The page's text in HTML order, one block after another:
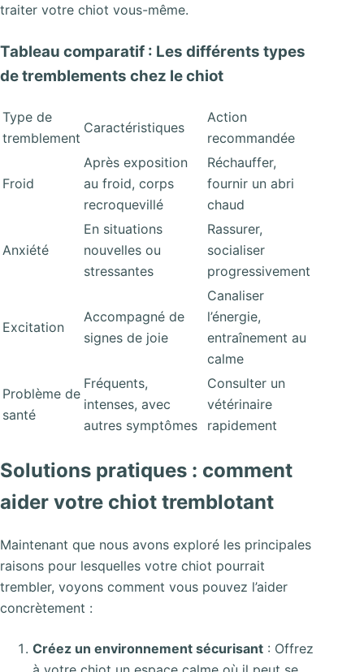
traiter votre chiot vous-même.
Tableau comparatif : Les différents types
de tremblements chez le chiot
Type de
tremblement
Caractéristiques
Action
recommandée
Froid
Après exposition
au froid, corps
recroquevillé
Réchauffer,
fournir un abri
chaud
Anxiété
En situations
nouvelles ou
stressantes
Rassurer,
socialiser
progressivement
Excitation
Accompagné de
signes de joie
Canaliser
l’énergie,
entraînement au
calme
Problème de
santé
Fréquents,
intenses, avec
autres symptômes
Consulter un
vétérinaire
rapidement
Solutions pratiques : comment
aider votre chiot tremblotant
Maintenant que nous avons exploré les principales
raisons pour lesquelles votre chiot pourrait
trembler, voyons comment vous pouvez l’aider
concrètement :
Créez un environnement sécurisant : Offrez